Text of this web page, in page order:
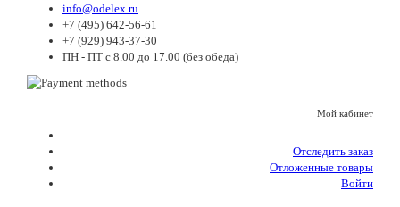
info@odelex.ru
+7 (495) 642-56-61
+7 (929) 943-37-30
ПН - ПТ с 8.00 до 17.00 (без обеда)
Мой кабинет
Отследить заказ
Отложенные товары
Войти